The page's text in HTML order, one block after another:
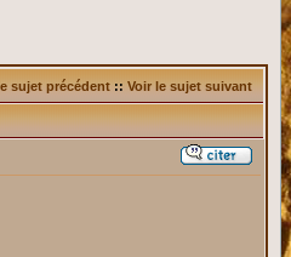
sujet précédent :: Voir le sujet suivant